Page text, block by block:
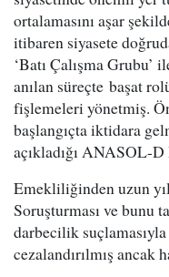
ortalamasını aşar
itibaren siyasete
‘Batı Çalışma
anılan süreçte başat
fişlemeleri yönetmiş.
başlangıçta iktidara
açıkladığı ANASOL-
Emekliliğinden uzun
Soruşturması ve bunu
darbecilik suçlamasıyla
cezalandırılmış ancak